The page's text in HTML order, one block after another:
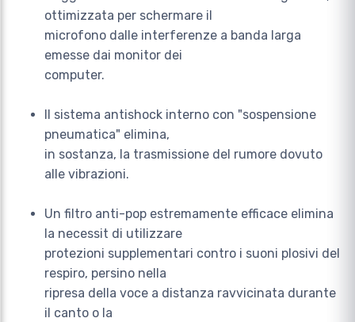
ottimizzata per schermare il
microfono dalle interferenze a banda larga
emesse dai monitor dei
computer.
Il sistema antishock interno con "sospensione
pneumatica" elimina,
in sostanza, la trasmissione del rumore dovuto
alle vibrazioni.
Un filtro anti-pop estremamente efficace elimina
la necessit di utilizzare
protezioni supplementari contro i suoni plosivi del
respiro, persino nella
ripresa della voce a distanza ravvicinata durante
il canto o la